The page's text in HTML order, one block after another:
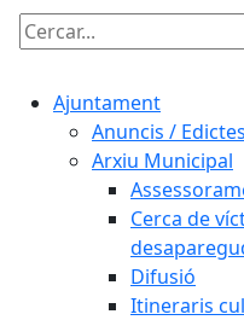
Cercar:
Ajuntament
Anuncis /
Arxiu Municipal
Cerca de
Difusió
Itineraris